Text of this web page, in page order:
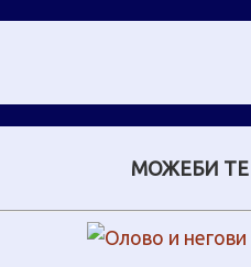
МОЖЕБИ ТЕ